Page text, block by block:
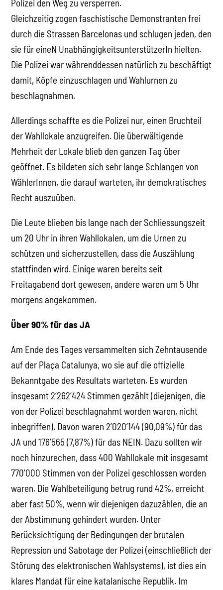
Polizei den Weg zu versperren.
Gleichzeitig zogen faschistische Demonstranten frei
durch die Strassen Barcelonas und schlugen jeden, den
sie für eineN UnabhängigkeitsunterstützerIn hielten.
Die Polizei war währenddessen natürlich zu beschäftigt
damit, Köpfe einzuschlagen und Wahlurnen zu
beschlagnahmen.
Allerdings schaffte es die Polizei nur, einen Bruchteil
der Wahllokale anzugreifen. Die überwältigende
Mehrheit der Lokale blieb den ganzen Tag über
geöffnet. Es bildeten sich sehr lange Schlangen von
WählerInnen, die darauf warteten, ihr demokratisches
Recht auszuüben.
Die Leute blieben bis lange nach der Schliessungszeit
um 20 Uhr in ihren Wahllokalen, um die Urnen zu
schützen und sicherzustellen, dass die Auszählung
stattfinden wird. Einige waren bereits seit
Freitagabend dort gewesen, andere waren um 5 Uhr
morgens angekommen.
Über 90% für das JA
Am Ende des Tages versammelten sich Zehntausende
auf der Plaça Catalunya, wo sie auf die offizielle
Bekanntgabe des Resultats warteten. Es wurden
insgesamt 2’262’424 Stimmen gezählt (diejenigen, die
von der Polizei beschlagnahmt worden waren, nicht
inbegriffen). Davon waren 2’020’144 (90,09%) für das
JA und 176’565 (7,87%) für das NEIN. Dazu sollten wir
noch hinzurechen, dass 400 Wahllokale mit insgesamt
770’000 Stimmen von der Polizei geschlossen worden
waren. Die Wahlbeteiligung betrug rund 42%, erreicht
aber fast 50%, wenn wir diejenigen dazuzählen, die an
der Abstimmung gehindert wurden. Unter
Berücksichtigung der Bedingungen der brutalen
Repression und Sabotage der Polizei (einschließlich der
Störung des elektronischen Wahlsystems), ist dies ein
klares Mandat für eine katalanische Republik. Im